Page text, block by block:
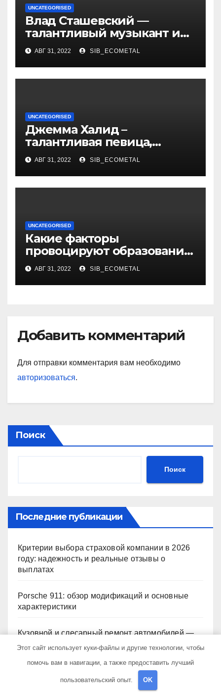
UNCATEGORISED
Влад Сташевский —
талантливый музыкант и
певец, чья биография и
личная жизнь
вдохновляют!
АВГ 31, 2022 SIB_ECOMETAL
UNCATEGORISED
Джемма Халид –
талантливая певица,
музыкант и автор песен со
смыслом
АВГ 31, 2022 SIB_ECOMETAL
UNCATEGORISED
Какие факторы
провоцируют образование
жировиков
АВГ 31, 2022 SIB_ECOMETAL
Добавить комментарий
Для отправки комментария вам необходимо
авторизоваться.
Поиск
Поиск
Последние публикации
Критерии выбора страховой компании в 2026
году: надежность и реальные отзывы о
выплатах
Porsche 911: обзор модификаций и основные
характеристики
Кузовной и слесарный ремонт автомобилей —
наличие оригинальных запчастей и типичные
Автозапчасти для грузовых автомобилей: типы,
совместимость и критерии подбора
Этот сайт использует куки-файлы и другие технологии, чтобы
помочь вам в навигации, а также предоставить лучший
пользовательский опыт. OK